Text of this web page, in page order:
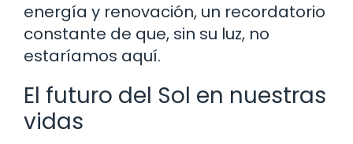
energía y renovación, un recordatorio
constante de que, sin su luz, no
estaríamos aquí.
El futuro del Sol en nuestras
vidas